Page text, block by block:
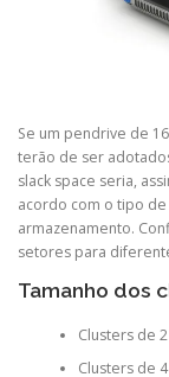
Se um pendrive de
terão de ser
slack space seria,
acordo com o tipo de
armazenamento.
setores para
Tamanho dos
Clusters de
Clusters de